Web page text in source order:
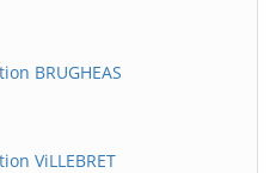
BRUGHEAS
ViLLEBRET